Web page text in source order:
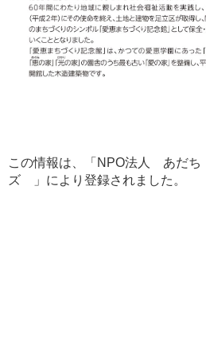
この情報は、「 NPO法人 あだち
ズ
」により登録されました。